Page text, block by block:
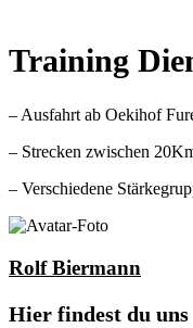
Training
– Ausfahrt ab Oekihof
– Strecken zwischen
– Verschiedene
Rolf Biermann
Hier findest du uns